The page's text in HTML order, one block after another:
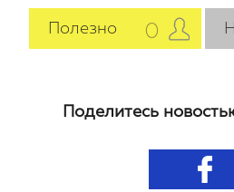
Полезно 0
Поделитесь